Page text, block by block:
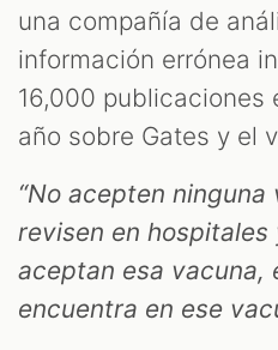
una compañía de
información errónea
16,000 publicaciones
año sobre Gates y el
“No acepten
revisen en
aceptan esa vacuna,
encuentra en ese